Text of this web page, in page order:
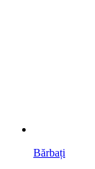
Bărbați